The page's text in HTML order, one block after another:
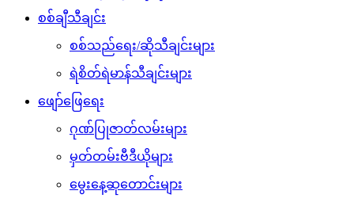
စစ်ချီသီချင်း
စစ်သည်ရေး/ဆိုသီချင်းများ
ရဲစိတ်ရဲမာန်သီချင်းများ
ဖျော်ဖြေရေး
ဂုဏ်ပြုဇာတ်လမ်းများ
မှတ်တမ်းဗီဒီယိုများ
မွေးနေ့ဆုတောင်းများ